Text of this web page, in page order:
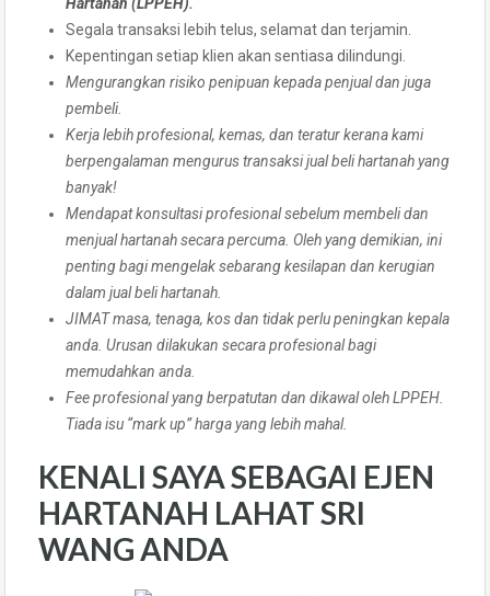
Segala transaksi lebih telus, selamat dan terjamin.
Kepentingan setiap klien akan sentiasa dilindungi.
Mengurangkan risiko penipuan kepada penjual dan juga
pembeli.
Kerja lebih profesional, kemas, dan teratur kerana kami
berpengalaman mengurus transaksi jual beli hartanah yang
banyak!
Mendapat konsultasi profesional sebelum membeli dan
menjual hartanah secara percuma. Oleh yang demikian, ini
penting bagi mengelak sebarang kesilapan dan kerugian
dalam jual beli hartanah.
JIMAT masa, tenaga, kos dan tidak perlu peningkan kepala
anda. Urusan dilakukan secara profesional bagi
memudahkan anda.
Fee profesional yang berpatutan dan dikawal oleh LPPEH.
Tiada isu “mark up” harga yang lebih mahal.
KENALI SAYA SEBAGAI EJEN
HARTANAH LAHAT SRI
WANG ANDA